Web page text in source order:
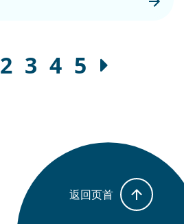
2 3 4 5
返回页首